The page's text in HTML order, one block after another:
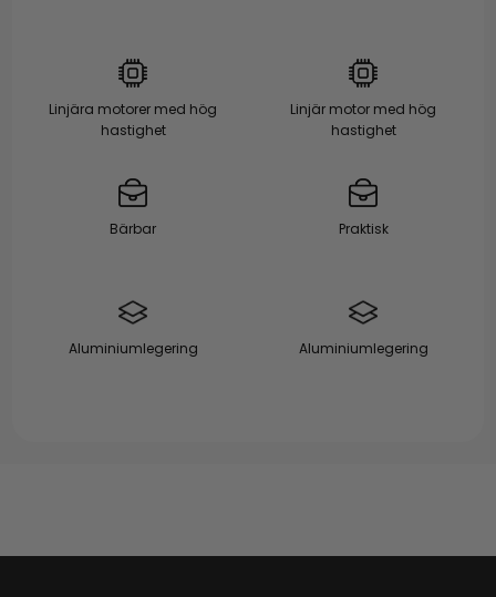
Linjära motorer med hög
hastighet
Bärbar
Aluminiumlegering
Linjär motor med hög
hastighet
Praktisk
Aluminiumlegering